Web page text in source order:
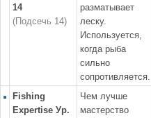
14
(Подсечь 14)
разматывает
леску.
Используется,
когда рыба
сильно
сопротивляется.
Fishing
Expertise Ур.
Чем лучше
мастерство